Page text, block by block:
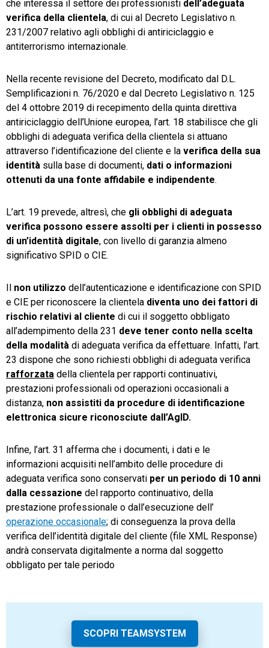
che interessa il settore dei professionisti dell’adeguata
verifica della clientela, di cui al Decreto Legislativo n.
231/2007 relativo agli obblighi di antiriciclaggio e
antiterrorismo internazionale.
Nella recente revisione del Decreto, modificato dal D.L.
Semplificazioni n. 76/2020 e dal Decreto Legislativo n. 125
del 4 ottobre 2019 di recepimento della quinta direttiva
antiriciclaggio dell’Unione europea, l’art. 18 stabilisce che gli
obblighi di adeguata verifica della clientela si attuano
attraverso l’identificazione del cliente e la verifica della sua
identità sulla base di documenti, dati o informazioni
ottenuti da una fonte affidabile e indipendente.
L’art. 19 prevede, altresì, che gli obblighi di adeguata
verifica possono essere assolti per i clienti in possesso
di un’identità digitale, con livello di garanzia almeno
significativo SPID o CIE.
non utilizzo dell’autenticazione e identificazione con SPID
e CIE per riconoscere la clientela diventa uno dei fattori di
rischio relativi al cliente di cui il soggetto obbligato
all’adempimento della 231 deve tener conto nella scelta
della modalità di adeguata verifica da effettuare. Infatti, l’art.
23 dispone che sono richiesti obblighi di adeguata verifica
rafforzata della clientela per rapporti continuativi,
prestazioni professionali od operazioni occasionali a
distanza, non assistiti da procedure di identificazione
elettronica sicure riconosciute dall’AgID.
Infine, l’art. 31 afferma che i documenti, i dati e le
informazioni acquisiti nell’ambito delle procedure di
adeguata verifica sono conservati per un periodo di 10 anni
dalla cessazione del rapporto continuativo, della
prestazione professionale o dall’esecuzione dell’
operazione occasionale; di conseguenza la prova della
verifica dell’identità digitale del cliente (file XML Response)
andrà conservata digitalmente a norma dal soggetto
obbligato per tale periodo
SCOPRI TEAMSYSTEM